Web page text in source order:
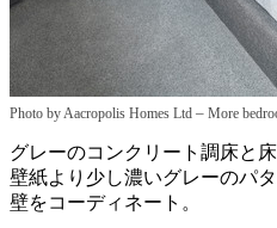
Photo by Aacropolis Homes Ltd – More
グレーのコンクリート調床と
壁紙より少し濃いグレーのパ
壁をコーディネート。